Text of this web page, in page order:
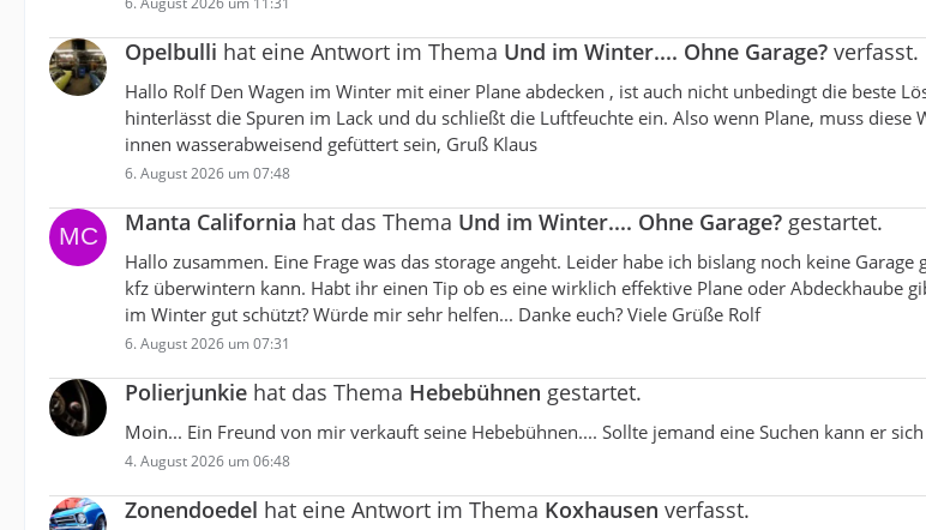
Opelbulli hat eine Antwort im Thema Und im Winter.... Ohne Garage? verfasst.
Hallo Rolf Den Wagen im Winter mit einer Plane abdecken , ist auch nicht unbedingt die beste
hinterlässt die Spuren im Lack und du schließt die Luftfeuchte ein. Also wenn Plane, muss diese
innen wasserabweisend gefüttert sein, Gruß Klaus
6. August 2026 um 07:48
Manta California hat das Thema Und im Winter.... Ohne Garage? gestartet.
Hallo zusammen. Eine Frage was das storage angeht. Leider habe ich bislang noch keine
kfz überwintern kann. Habt ihr einen Tip ob es eine wirklich effektive Plane oder Abdeckhaube
im Winter gut schützt? Würde mir sehr helfen... Danke euch? Viele Grüße Rolf
6. August 2026 um 07:31
Polierjunkie hat das Thema Hebebühnen gestartet.
Moin... Ein Freund von mir verkauft seine Hebebühnen.... Sollte jemand eine Suchen kann er
4. August 2026 um 06:48
Zonendoedel hat eine Antwort im Thema Koxhausen verfasst.